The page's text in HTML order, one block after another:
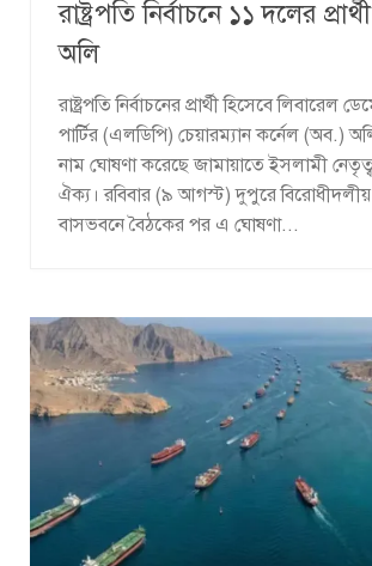
রাষ্ট্রপতি নির্বাচনে ১১ দলের
অলি
রাষ্ট্রপতি নির্বাচনের প্রার্থী হিসেবে লিবারেল
পার্টির (এলডিপি) চেয়ারম্যান কর্নেল (অব.)
নাম ঘোষণা করেছে জামায়াতে ইসলামী
ঐক্য। রবিবার (৯ আগস্ট) দুপুরে বিরোধীদলীয়
বাসভবনে বৈঠকের পর এ ঘোষণা...